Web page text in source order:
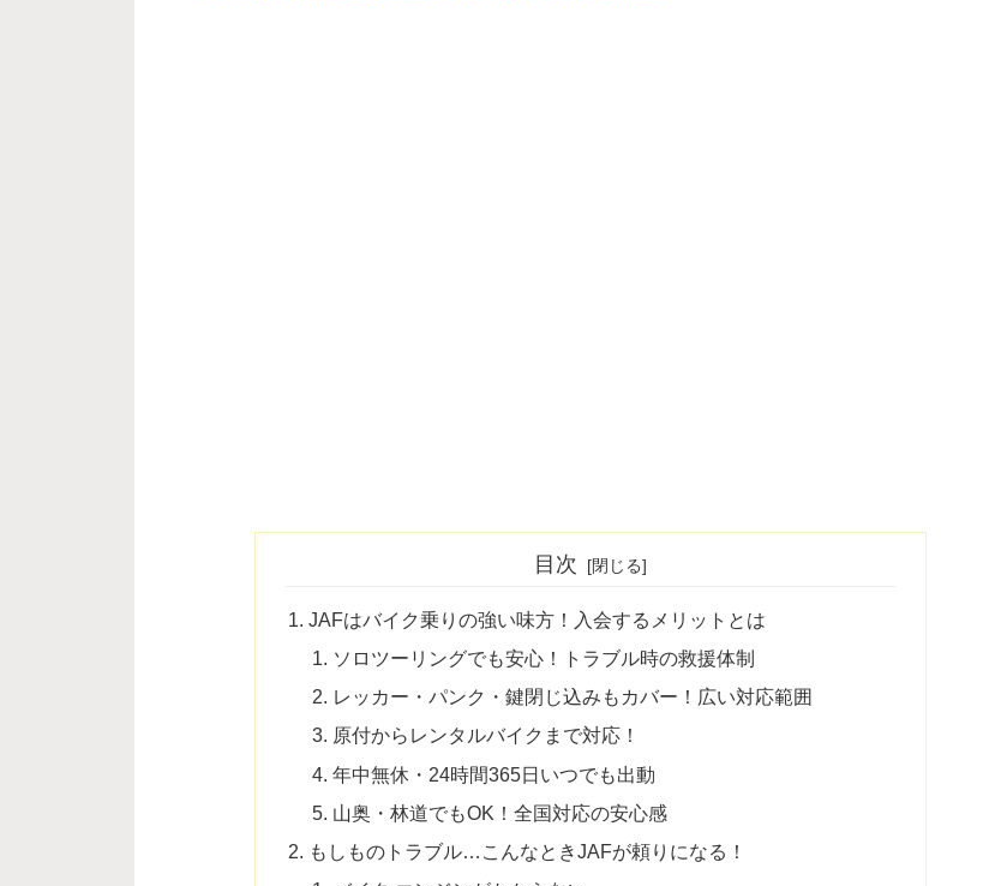
目次
JAFはバイク乗りの強い味方！入会するメリットとは
ソロツーリングでも安心！トラブル時の救援体制
レッカー・パンク・鍵閉じ込みもカバー！広い対応範囲
原付からレンタルバイクまで対応！
年中無休・24時間365日いつでも出動
山奥・林道でもOK！全国対応の安心感
もしものトラブル…こんなときJAFが頼りになる！